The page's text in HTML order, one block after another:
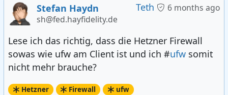
Teth 6 months ago
Stefan Haydn
sh@fed.hayfidelity.de
Lese ich das richtig, dass die Hetzner Firewall
sowas wie ufw am Client ist und ich #ufw somit
nicht mehr brauche?
Hetzner Firewall ufw